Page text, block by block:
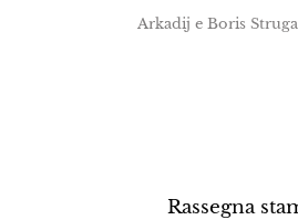
Arkadij e Boris
Rassegna